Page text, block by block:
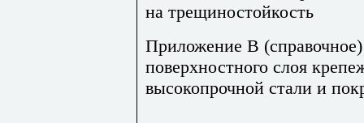
на трещиностойкость
Приложение В
поверхностного слоя
высокопрочной стали и